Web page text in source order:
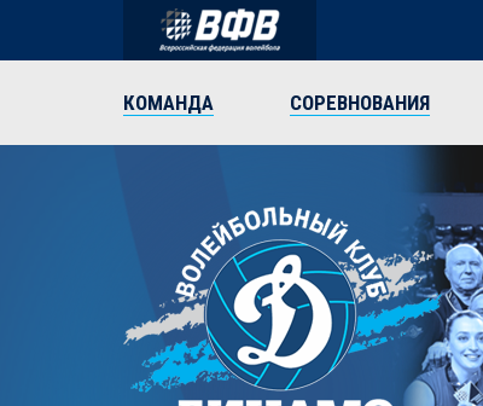
КОМАНДА СОРЕВНОВАНИЯ